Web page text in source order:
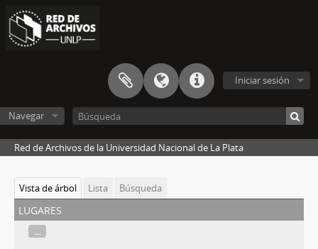
Iniciar sesión
Navegar
Red de Archivos de la Universidad Nacional de La Plata
Vista de árbol Lista Búsqueda
lugares
...